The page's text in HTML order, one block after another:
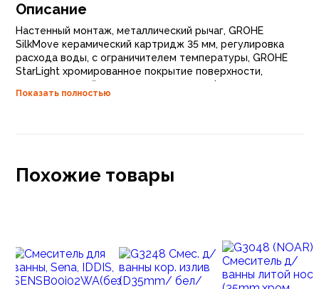
Описание
Настенный монтаж, металлический рычаг, GROHE
SilkMove керамический картридж 35 мм, регулировка
расхода воды, с ограничителем температуры, GROHE
StarLight хромированное покрытие поверхности,
автоматический переключатель: ванна/душ, аэратор,
встроенный обратный клапан в душевом отводе 1/2",
Показать полностью
Похожие товары